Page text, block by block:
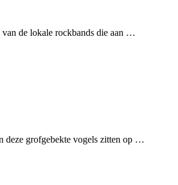
de lokale rockbands die aan …
deze grofgebekte vogels zitten op …